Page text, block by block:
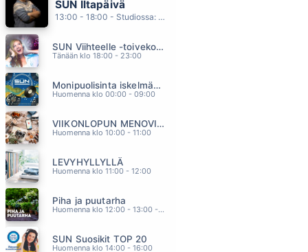
ODOTA
IRON HORSE
TÄSSÄKÖ TÄÄ OLI
KERTA VIIMEINEN
AIN T IT FUNNY
SUN Iltapäivä
13:00 - 18:00 - Studiossa: Kaisu Lämsä
SUN Viihteelle -toivekonsertti
Tänään klo 18:00 - 23:00
Monipuolisinta iskelmää ja parasta poppia
Huomenna klo 00:00 - 09:00
VIIKONLOPUN MENOVINKIT
Huomenna klo 10:00 - 11:00
LEVYHYLLYLLÄ
Huomenna klo 11:00 - 12:00
Piha ja puutarha
Huomenna klo 12:00 - 13:00 - Studiossa: Pinsiön Taimisto
SUN Suosikit TOP 20
Huomenna klo 14:00 - 16:00